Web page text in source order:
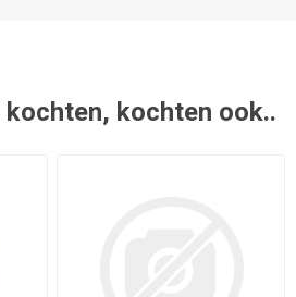
kochten ook..